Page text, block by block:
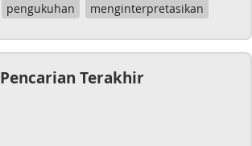
pengukuhan menginterpretasikan
Pencarian Terakhir